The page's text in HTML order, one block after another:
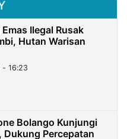
Ilegal Rusak
Hutan Warisan
16:23
Bolango Kunjungi
Dukung Percepatan